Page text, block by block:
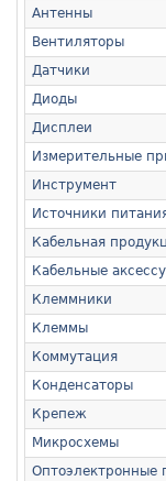
Антенны
Вентиляторы
Датчики
Диоды
Дисплеи
Измерительные
Инструмент
Источники
Кабельная
Кабельные
Клеммники
Клеммы
Коммутация
Конденсаторы
Крепеж
Микросхемы
Оптоэлектронные